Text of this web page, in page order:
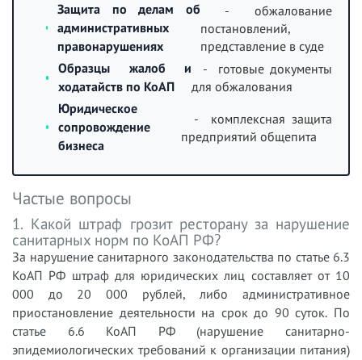
Защита по делам об
административных
правонарушениях
- обжалование
постановлений,
представление в суде
Образцы жалоб и
ходатайств по КоАП
- готовые документы
для обжалования
Юридическое
сопровождение
бизнеса
- комплексная защита
предприятий общепита
Частые вопросы
1. Какой штраф грозит ресторану за нарушение
санитарных норм по КоАП РФ?
За нарушение санитарного законодательства по статье 6.3
КоАП РФ штраф для юридических лиц составляет от 10
000 до 20 000 рублей, либо административное
приостановление деятельности на срок до 90 суток. По
статье 6.6 КоАП РФ (нарушение санитарно-
эпидемиологических требований к организации питания)